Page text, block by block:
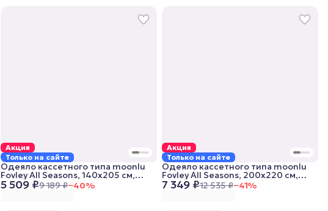
Акция
Только на сайте
5 509 ₽9 189 ₽−40%
Одеяло кассетного типа moonlu
Fovley All Seasons, 140x205 см,
всесезонное
Акция
Только на сайте
7 349 ₽12 535 ₽−41%
Одеяло кассетного типа moonlu
Fovley All Seasons, 200x220 см,
всесезонное